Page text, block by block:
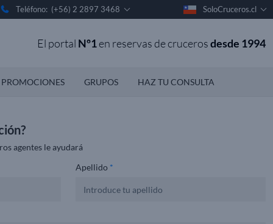
Teléfono: (+56) 2 2897 3468 SoloCruceros.cl
El portal Nº1en reservas de crucerosdesde 1994
PROMOCIONES GRUPOS HAZ TU CONSULTA
agentes le ayudará
Apellido *